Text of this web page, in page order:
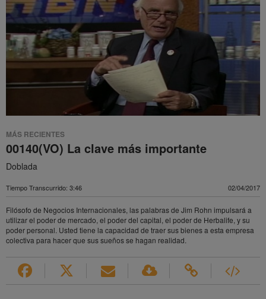
MÁS RECIENTES
00140(VO) La clave más importante
Doblada
Tiempo Transcurrido: 3:46 02/04/2017
Filósofo de Negocios Internacionales, las palabras de Jim Rohn impulsará a
utilizar el poder de mercado, el poder del capital, el poder de Herbalife, y su
poder personal. Usted tiene la capacidad de traer sus bienes a esta empresa
colectiva para hacer que sus sueños se hagan realidad.